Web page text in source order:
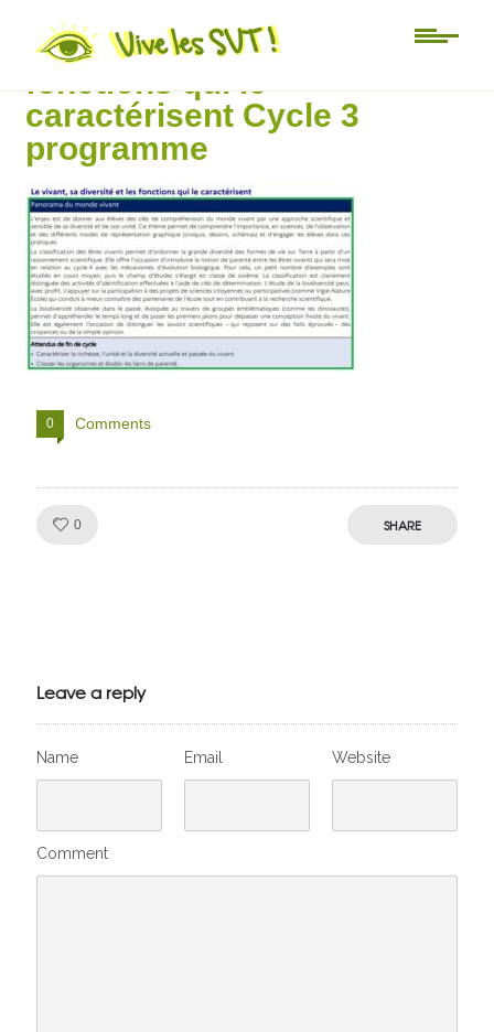
le vivant sa diversité et les
fonctions qui le
caractérisent Cycle 3
programme
0 Comments
0 SHARE
Leave a reply
Name Email Website
Comment